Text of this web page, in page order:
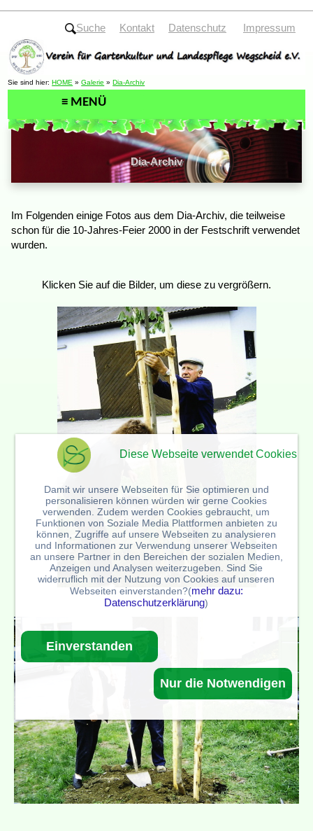
Sie sind hier:HOME »Galerie »Dia-Archiv
Dia-Archiv
Im Folgenden einige Fotos aus dem Dia-Archiv, die teilweise
schon für die 10-Jahres-Feier 2000 in der Festschrift verwendet
wurden.
Klicken Sie auf die Bilder, um diese zu vergrößern.
Suche Kontakt Datenschutz Impressum
Diese Webseite verwendet Cookies
Damit wir unsere Webseiten für Sie optimieren und
personalisieren können würden wir gerne Cookies
verwenden. Zudem werden Cookies gebraucht, um
Funktionen von Soziale Media Plattformen anbieten zu
können, Zugriffe auf unsere Webseiten zu analysieren
und Informationen zur Verwendung unserer Webseiten
an unsere Partner in den Bereichen der sozialen Medien,
Anzeigen und Analysen weiterzugeben. Sind Sie
widerruflich mit der Nutzung von Cookies auf unseren
Webseiten einverstanden?(mehr dazu:
Datenschutzerklärung)
Einverstanden
Nur die Notwendigen